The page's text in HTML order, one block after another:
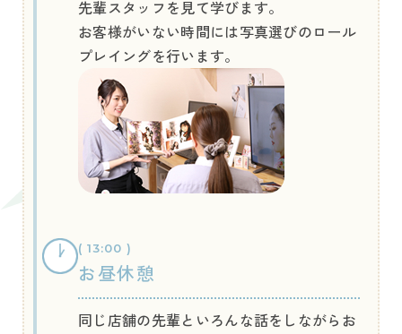
先輩スタッフを見て学びます。
お客様がいない時間には写真選びのロール
プレイングを行います。
( 13:00 )
お昼休憩
同じ店舗の先輩といろんな話をしながらお